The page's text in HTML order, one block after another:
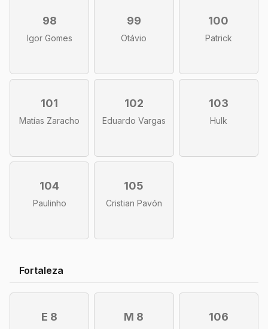
98
Igor Gomes
99
Otávio
100
Patrick
101
Matías Zaracho
102
Eduardo Vargas
103
Hulk
104
Paulinho
105
Cristian Pavón
Fortaleza
E 8 M 8 106